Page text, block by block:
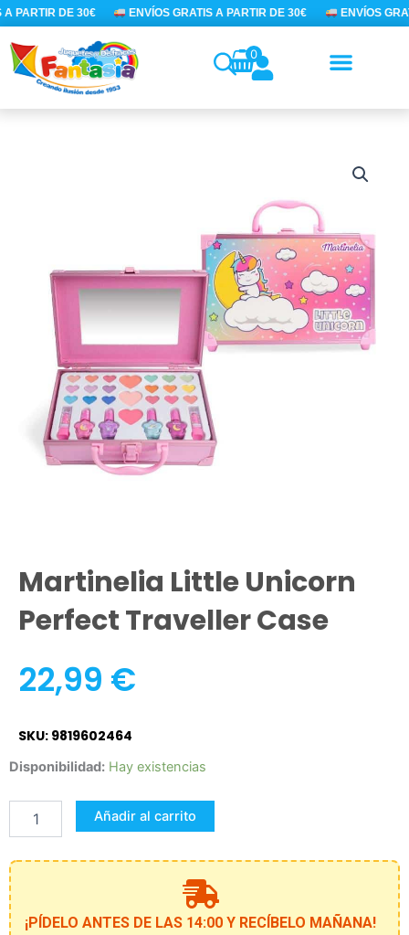
Ir
al
contenido
PARTIR DE 30€ ENVÍOS GRATIS A PARTIR DE 30€ ENVÍOS
0
Martinelia Little Unicorn
Perfect Traveller Case
22,99 €
SKU: 9819602464
Disponibilidad: Hay existencias
Martinelia
Unicorn
Perfect
Traveller
cantidad
Añadir al carrito
¡PÍDELO ANTES DE LAS 14:00 Y RECÍBELO MAÑANA!